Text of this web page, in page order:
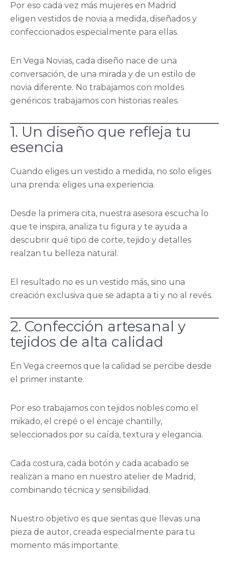
Por eso cada vez más mujeres en Madrid
eligen vestidos de novia a medida, diseñados y
confeccionados especialmente para ellas.
En Vega Novias, cada diseño nace de una
conversación, de una mirada y de un estilo de
novia diferente. No trabajamos con moldes
genéricos: trabajamos con historias reales.
1. Un diseño que refleja tu
esencia
Cuando eliges un vestido a medida, no solo eliges
una prenda: eliges una experiencia.
Desde la primera cita, nuestra asesora escucha lo
que te inspira, analiza tu figura y te ayuda a
descubrir qué tipo de corte, tejido y detalles
realzan tu belleza natural.
El resultado no es un vestido más, sino una
creación exclusiva que se adapta a ti y no al revés.
2. Confección artesanal y
tejidos de alta calidad
En Vega creemos que la calidad se percibe desde
el primer instante.
Por eso trabajamos con tejidos nobles como el
mikado, el crepé o el encaje chantilly,
seleccionados por su caída, textura y elegancia.
Cada costura, cada botón y cada acabado se
realizan a mano en nuestro atelier de Madrid,
combinando técnica y sensibilidad.
Nuestro objetivo es que sientas que llevas una
pieza de autor, creada especialmente para tu
momento más importante.